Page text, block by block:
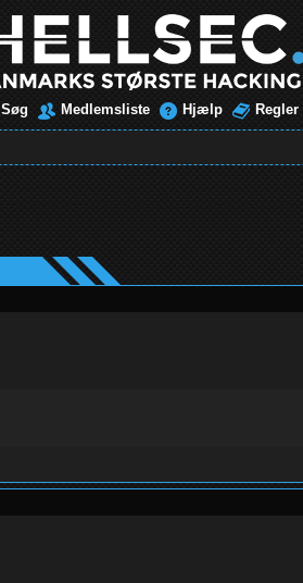
Søg Medlemsliste Hjælp Regler